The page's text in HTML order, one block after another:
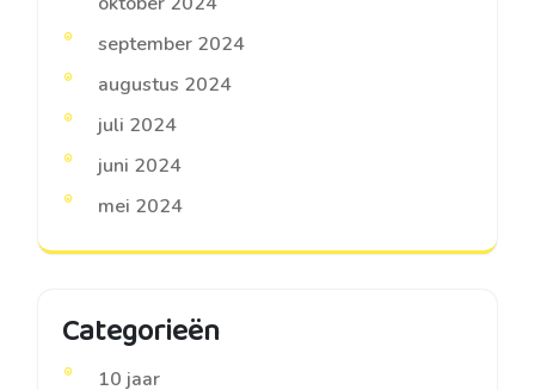
september 2024
augustus 2024
juli 2024
juni 2024
mei 2024
Categorieën
10 jaar